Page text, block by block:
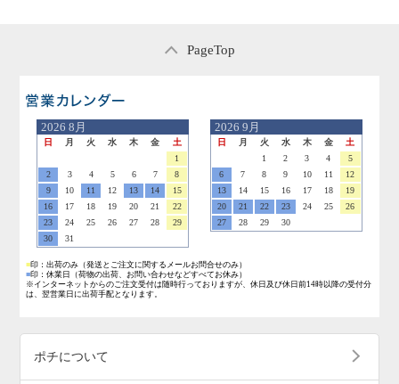
PageTop
2026 8月
日 月 火 水 木 金
土
1
2
3 4 5 6 7
8
9
10 11 12 13 14
15
16
17 18 19 20 21
22
23
24 25 26 27 28
29
30
31
2026 9月
日 月 火 水 木 金
土
1
2 3 4
5
6
7 8 9 10 11
12
13
14 15 16 17 18
19
20
21 22 23 24 25
26
27
28 29 30
■印：出荷のみ （発送とご注文に関するメールお問合せのみ）
■印：休業日
（荷物の出荷、お問い合わせなどすべてお休み）
※インターネットからのご注文受付は随時行っておりますが、休日及び休日前14時以降の受付分
は、翌営業日に出荷手配となります。
ポチについて